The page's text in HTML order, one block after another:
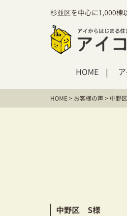
杉並区を中心に1,000棟
HOME
HOME> お客様の声 > 中野
中野区 S様